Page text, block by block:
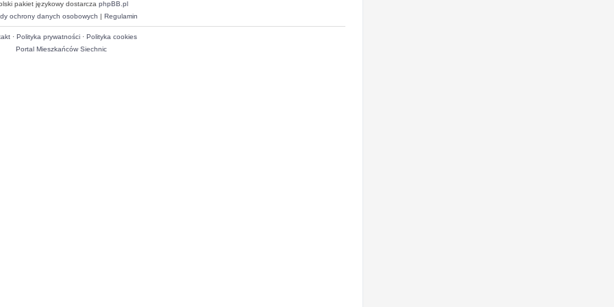
pakiet językowy dostarcza phpBB.pl
ochrony danych osobowych | Regulamin
· Polityka prywatności· Polityka cookies
Portal Mieszkańców Siechnic